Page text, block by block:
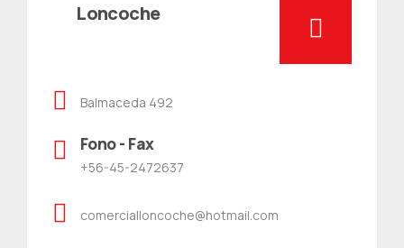
Loncoche
Balmaceda 492
Fono - Fax
+56-45-2472637
comercialloncoche@hotmail.com